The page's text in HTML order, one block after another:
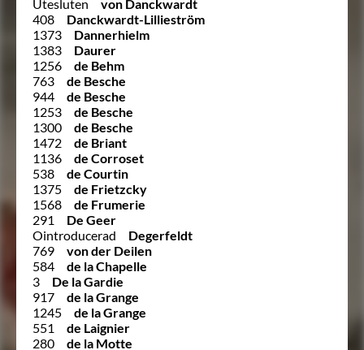
Utesluten
von Danckwardt
408
Danckwardt-Lillieström
1373
Dannerhielm
1383
Daurer
1256
de Behm
763
de Besche
944
de Besche
1253
de Besche
1300
de Besche
1472
de Briant
1136
de Corroset
538
de Courtin
1375
de Frietzcky
1568
de Frumerie
291
De Geer
Ointroducerad
Degerfeldt
769
von der Deilen
584
de la Chapelle
3
De la Gardie
917
de la Grange
1245
de la Grange
551
de Laignier
280
de la Motte